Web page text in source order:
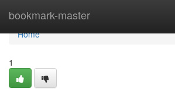
bookmark-master
Home
Home
1